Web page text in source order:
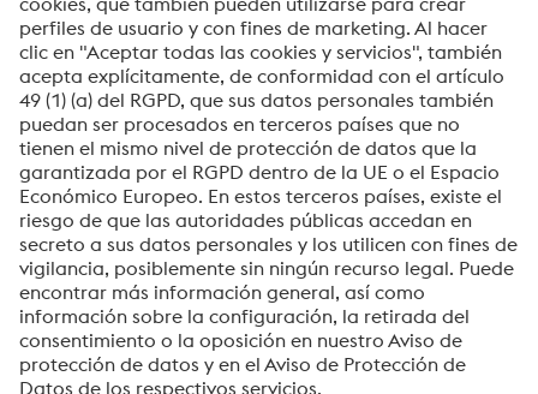
voestalpine High Performance Metals del Perú S.A.
voestalpine High Performance Metals del Perú S.A. es la empresa
de ventas en Perú de la división High Performance Metals. La